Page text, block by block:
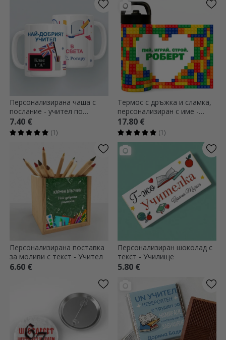
Персонализирана чаша с
послание - учител по
английски език
7.40 €
(1)
Термос с дръжка и сламка,
персонализиран с име -
Lego
17.80 €
(1)
Персонализирана поставка
за моливи с текст - Учител
6.60 €
Персонализиран шоколад с
текст - Училище
5.80 €